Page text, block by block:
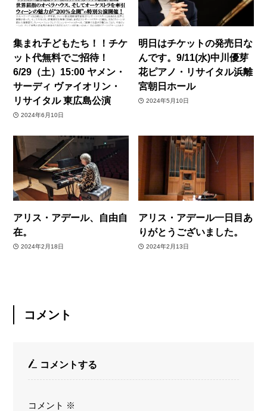
集まれ子どもたち！！チケ
ット代無料でご招待！
6/29（土）15:00 ヤメン・
サーディ ヴァイオリン・
リサイタル 東広島公演
2024年6月10日
明日はチケットの発売日な
んです。9/11(水)中川優芽
花ピアノ・リサイタル浜離
宮朝日ホール
2024年5月10日
アリス・アデール、自由自
在。
2024年2月18日
アリス・アデール一日目あ
りがとうございました。
2024年2月13日
コメント
コメントする
コメント ※